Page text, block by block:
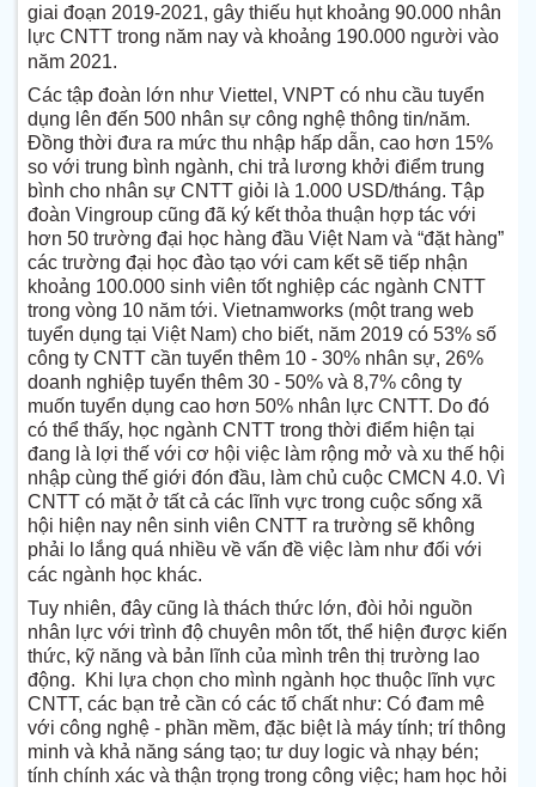
giai đoạn 2019-2021, gây thiếu hụt khoảng 90.000 nhân
lực CNTT trong năm nay và khoảng 190.000 người vào
năm 2021.
Các tập đoàn lớn như Viettel, VNPT có nhu cầu tuyển
dụng lên đến 500 nhân sự công nghệ thông tin/năm.
Đồng thời đưa ra mức thu nhập hấp dẫn, cao hơn 15%
so với trung bình ngành, chi trả lương khởi điểm trung
bình cho nhân sự CNTT giỏi là 1.000 USD/tháng. Tập
đoàn Vingroup cũng đã ký kết thỏa thuận hợp tác với
hơn 50 trường đại học hàng đầu Việt Nam và “đặt hàng”
các trường đại học đào tạo với cam kết sẽ tiếp nhận
khoảng 100.000 sinh viên tốt nghiệp các ngành CNTT
trong vòng 10 năm tới. Vietnamworks (một trang web
tuyển dụng tại Việt Nam) cho biết, năm 2019 có 53% số
công ty CNTT cần tuyển thêm 10 - 30% nhân sự, 26%
doanh nghiệp tuyển thêm 30 - 50% và 8,7% công ty
muốn tuyển dụng cao hơn 50% nhân lực CNTT. Do đó
có thể thấy, học ngành CNTT trong thời điểm hiện tại
đang là lợi thế với cơ hội việc làm rộng mở và xu thế hội
nhập cùng thế giới đón đầu, làm chủ cuộc CMCN 4.0. Vì
CNTT có mặt ở tất cả các lĩnh vực trong cuộc sống xã
hội hiện nay nên sinh viên CNTT ra trường sẽ không
phải lo lắng quá nhiều về vấn đề việc làm như đối với
các ngành học khác.
Tuy nhiên, đây cũng là thách thức lớn, đòi hỏi nguồn
nhân lực với trình độ chuyên môn tốt, thể hiện được kiến
thức, kỹ năng và bản lĩnh của mình trên thị trường lao
động. Khi lựa chọn cho mình ngành học thuộc lĩnh vực
CNTT, các bạn trẻ cần có các tố chất như: Có đam mê
với công nghệ - phần mềm, đặc biệt là máy tính; trí thông
minh và khả năng sáng tạo; tư duy logic và nhạy bén;
tính chính xác và thận trọng trong công việc; ham học hỏi